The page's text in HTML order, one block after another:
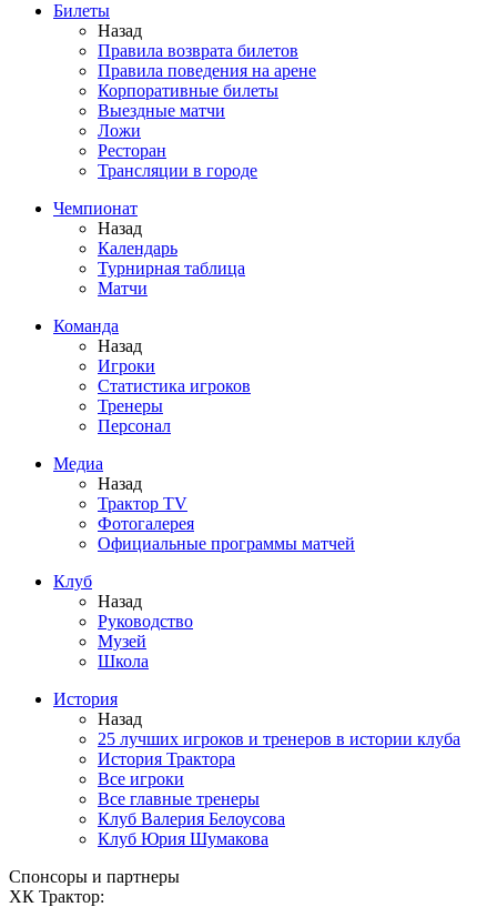
Билеты
Назад
Правила возврата билетов
Правила поведения на арене
Корпоративные билеты
Выездные матчи
Ложи
Ресторан
Трансляции в городе
Чемпионат
Назад
Календарь
Турнирная таблица
Матчи
Команда
Назад
Игроки
Статистика игроков
Тренеры
Персонал
Медиа
Назад
Трактор TV
Фотогалерея
Официальные программы матчей
Клуб
Назад
Руководство
Музей
Школа
История
Назад
25 лучших игроков и тренеров в истории клуба
История Трактора
Все игроки
Все главные тренеры
Клуб Валерия Белоусова
Клуб Юрия Шумакова
Спонсоры и партнеры
ХК Трактор: